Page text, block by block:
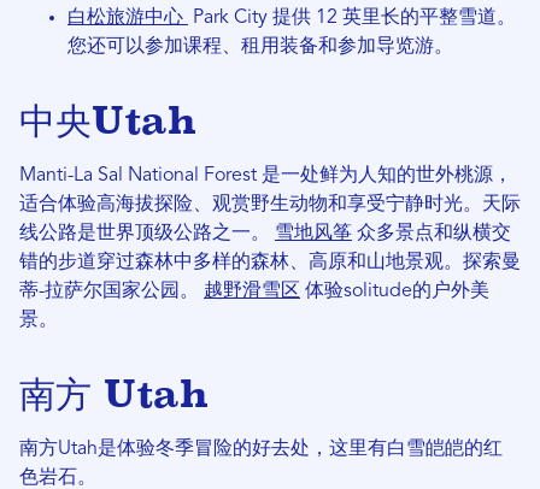
白松旅游中心
Park City 提供 12 英里长的平整雪道。
您还可以参加课程、租用装备和参加导览游。
中央Utah
Manti-La Sal National Forest 是一处鲜为人知的世外桃源，
适合体验高海拔探险、观赏野生动物和享受宁静时光。天际
线公路是世界顶级公路之一。 雪地风筝 众多景点和纵横交
错的步道穿过森林中多样的森林、高原和山地景观。探索曼
蒂-拉萨尔国家公园。 越野滑雪区 体验solitude的户外美
景。
南方 Utah
南方Utah是体验冬季冒险的好去处，这里有白雪皑皑的红
色岩石。